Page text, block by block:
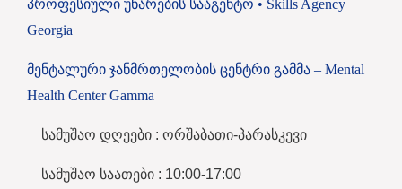
პროფესიული უნარების სააგენტო • Skills Agency
Georgia
მენტალური ჯანმრთელობის ცენტრი გამმა – Mental
Health Center Gamma
სამუშაო დღეები : ორშაბათი-პარასკევი
სამუშაო საათები : 10:00-17:00